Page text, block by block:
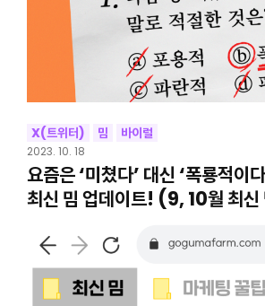
X(트위터) 밈 바이럴
2023. 10. 18
요즘은 ‘미쳤다’ 대신 ‘폭룡적이
최신 밈 업데이트! (9, 10월 최신